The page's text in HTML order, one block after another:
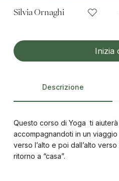
Silvia Ornaghi
Inizia
Descrizione
Questo corso di Yoga ti aiuterà
accompagnandoti in un
verso l’alto e poi dall’alto
ritorno a “casa”.